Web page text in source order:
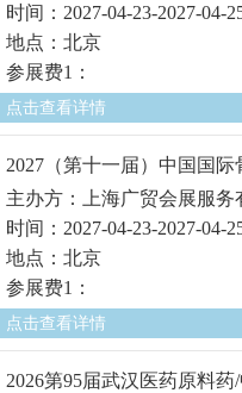
时间：2027-04-23-2027-04-
地点：北京
参展费1：
点击查看详情
2027（第十一届）中国国
主办方：上海广贸会展服务
时间：2027-04-23-2027-04-
地点：北京
参展费1：
点击查看详情
2026第95届武汉医药原料